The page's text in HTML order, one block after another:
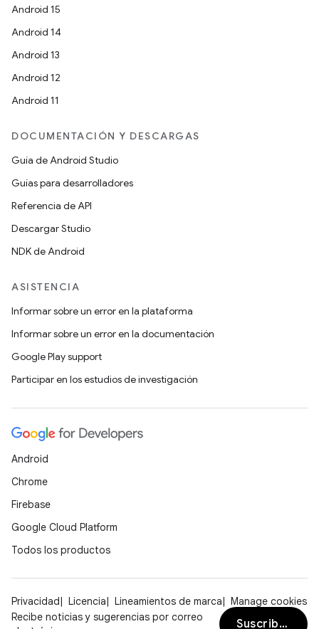
Android 15
Android 14
Android 13
Android 12
Android 11
DOCUMENTACIÓN Y DESCARGAS
Guía de Android Studio
Guías para desarrolladores
Referencia de API
Descargar Studio
NDK de Android
ASISTENCIA
Informar sobre un error en la plataforma
Informar sobre un error en la documentación
Google Play support
Participar en los estudios de investigación
Android
Chrome
Firebase
Google Cloud Platform
Todos los productos
Privacidad Licencia Lineamientos de marca
Manage cookies
Recibe noticias y sugerencias por correo
Suscribirse